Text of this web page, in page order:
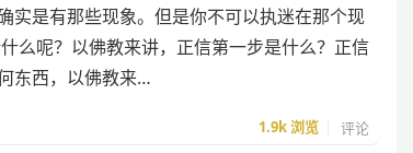
实是有那些现象。但是你不可以执迷在那个现
么呢？以佛教来讲，正信第一步是什么？正信
东西，以佛教来…
1.9k浏览 评论